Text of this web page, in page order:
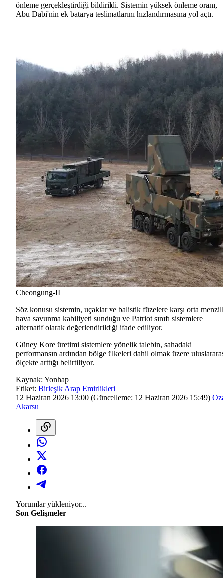
önleme gerçekleştirdiği bildirildi. Sistemin yüksek önleme oranı,
Abu Dabi'nin ek batarya teslimatlarını hızlandırmasına yol açtı.
Cheongung-II
Söz konusu sistemin, uçaklar ve balistik füzelere karşı orta
hava savunma kabiliyeti sunduğu ve Patriot sınıfı sistemlere
alternatif olarak değerlendirildiği ifade ediliyor.
Güney Kore üretimi sistemlere yönelik talebin, sahadaki
performansın ardından bölge ülkeleri dahil olmak üzere
ölçekte arttığı belirtiliyor.
Kaynak: Yonhap
Etiket: Birleşik Arap Emirlikleri
12 Haziran 2026 13:00 (Güncelleme: 12 Haziran 2026 15:49)
Akarsu
Yorumlar yükleniyor...
Son Gelişmeler